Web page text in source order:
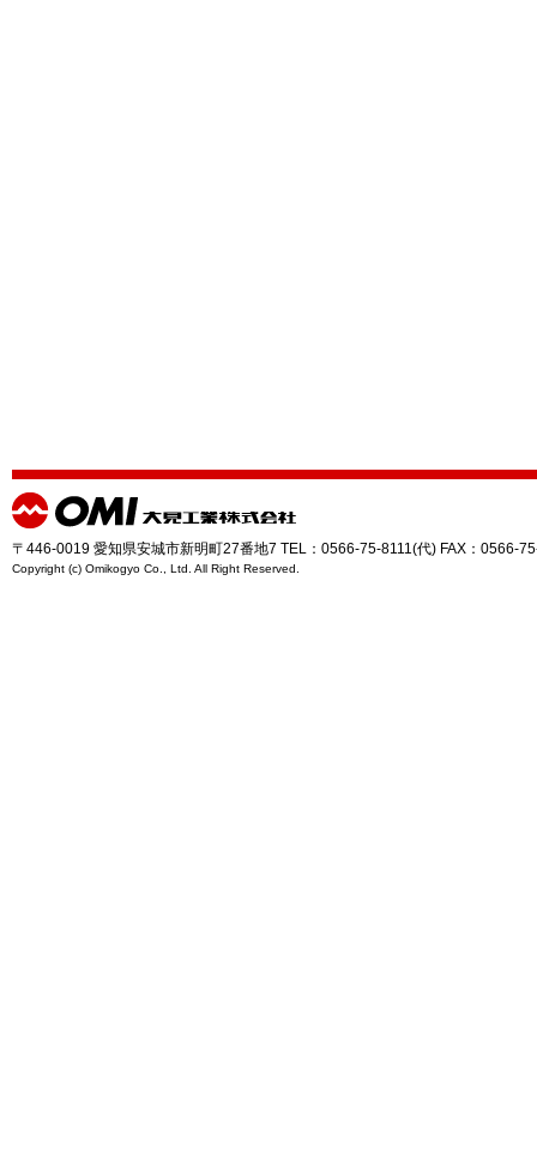
〒446-0019 愛知県安城市新明町27番地7 TEL：0566-75-8111(代) FAX：0566-
Copyright (c) Omikogyo Co., Ltd. All Right Reserved.